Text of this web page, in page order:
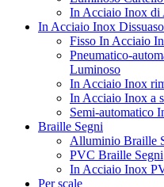
In Acciaio Inox di
In Acciaio Inox
Fisso In Acciaio
Pneumatico-
Luminoso
In Acciaio Inox
In Acciaio Inox a
Semi-automatico
Braille Segni
Alluminio Braille
PVC Braille Segni
In Acciaio Inox
Per scale